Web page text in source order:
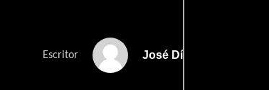
Escritor José Díaz Moraless